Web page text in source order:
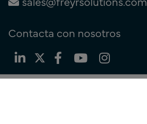
Contacta con nosotros